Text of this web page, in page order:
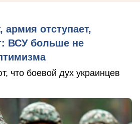
армия отступает,
ВСУ больше не
что боевой дух украинцев